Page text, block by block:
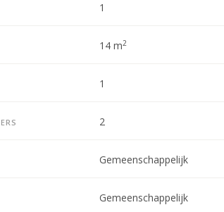
1
14 m2
1
2
Gemeenschappelijk
Gemeenschappelijk